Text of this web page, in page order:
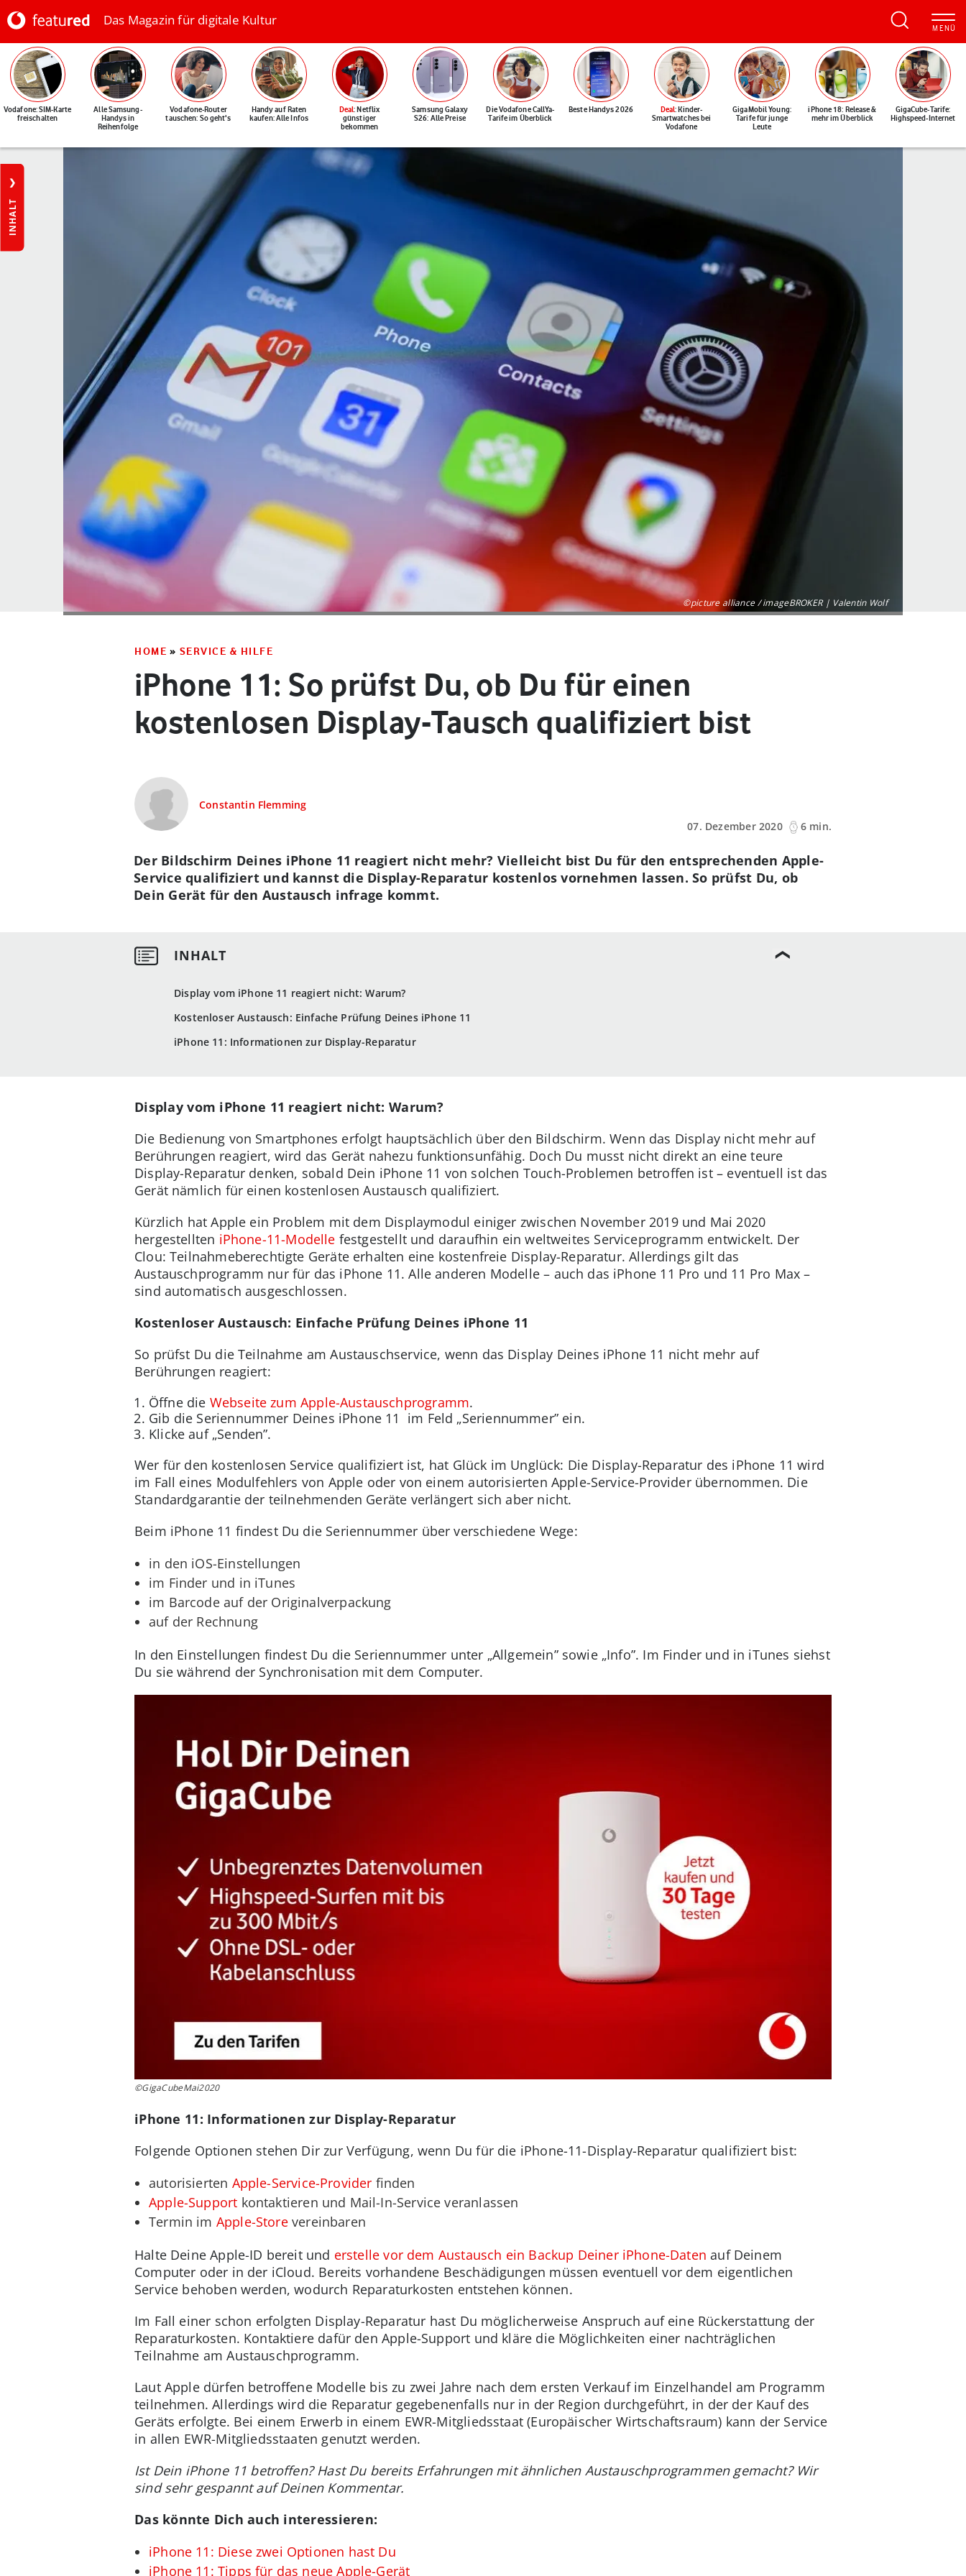
Das Magazin für digitale Kultur
Vodafone: SIM-Karte
freischalten
Alle Samsung-
Handys in
Reihenfolge
Vodafone-Router
tauschen: So geht's
Handy auf Raten
kaufen: Alle Infos
Deal: Netflix
günstiger
bekommen
Samsung Galaxy
S26: Alle Preise
Die Vodafone CallYa-
Tarife im Überblick
Beste Handys 2026 Deal: Kinder-
Smartwatches bei
Vodafone
GigaMobil Young:
Tarife für junge
Leute
iPhone 18: Release &
mehr im Überblick
GigaCube-Tarife:
Highspeed-Internet
INHALT
©picture alliance / imageBROKER | Valentin Wolf
HOME » SERVICE & HILFE
iPhone 11: So prüfst Du, ob Du für einen
kostenlosen Display-Tausch qualifiziert bist
Constantin Flemming
07. Dezember 2020
6 min.
Display vom iPhone 11 reagiert nicht: Warum?
Kostenloser Austausch: Einfache Prüfung Deines iPhone 11
iPhone 11: Informationen zur Display-Reparatur
Der Bildschirm Deines iPhone 11 reagiert nicht mehr? Vielleicht bist Du für den entsprechenden Apple-
Service qualifiziert und kannst die Display-Reparatur kostenlos vornehmen lassen. So prüfst Du, ob
Dein Gerät für den Austausch infrage kommt.
Display vom iPhone 11 reagiert nicht: Warum?
Die Bedienung von Smartphones erfolgt hauptsächlich über den Bildschirm. Wenn das Display nicht mehr auf
Berührungen reagiert, wird das Gerät nahezu funktionsunfähig. Doch Du musst nicht direkt an eine teure
Display-Reparatur denken, sobald Dein iPhone 11 von solchen Touch-Problemen betroffen ist – eventuell ist das
Gerät nämlich für einen kostenlosen Austausch qualifiziert.
Kürzlich hat Apple ein Problem mit dem Displaymodul einiger zwischen November 2019 und Mai 2020
hergestellten iPhone-11-Modelle festgestellt und daraufhin ein weltweites Serviceprogramm entwickelt. Der
Clou: Teilnahmeberechtigte Geräte erhalten eine kostenfreie Display-Reparatur. Allerdings gilt das
Austauschprogramm nur für das iPhone 11. Alle anderen Modelle – auch das iPhone 11 Pro und 11 Pro Max –
sind automatisch ausgeschlossen.
Kostenloser Austausch: Einfache Prüfung Deines iPhone 11
So prüfst Du die Teilnahme am Austauschservice, wenn das Display Deines iPhone 11 nicht mehr auf
Berührungen reagiert:
Öffne die Webseite zum Apple-Austauschprogramm.
Gib die Seriennummer Deines iPhone 11 im Feld „Seriennummer” ein.
Klicke auf „Senden”.
Wer für den kostenlosen Service qualifiziert ist, hat Glück im Unglück: Die Display-Reparatur des iPhone 11 wird
im Fall eines Modulfehlers von Apple oder von einem autorisierten Apple-Service-Provider übernommen. Die
Standardgarantie der teilnehmenden Geräte verlängert sich aber nicht.
Beim iPhone 11 findest Du die Seriennummer über verschiedene Wege:
in den iOS-Einstellungen
im Finder und in iTunes
im Barcode auf der Originalverpackung
auf der Rechnung
In den Einstellungen findest Du die Seriennummer unter „Allgemein” sowie „Info”. Im Finder und in iTunes siehst
Du sie während der Synchronisation mit dem Computer.
©GigaCubeMai2020
iPhone 11: Informationen zur Display-Reparatur
Folgende Optionen stehen Dir zur Verfügung, wenn Du für die iPhone-11-Display-Reparatur qualifiziert bist:
autorisierten Apple-Service-Provider finden
Apple-Support kontaktieren und Mail-In-Service veranlassen
Termin im Apple-Storevereinbaren
Halte Deine Apple-ID bereit und erstelle vor dem Austausch ein Backup Deiner iPhone-Daten auf Deinem
Computer oder in der iCloud. Bereits vorhandene Beschädigungen müssen eventuell vor dem eigentlichen
Service behoben werden, wodurch Reparaturkosten entstehen können.
Im Fall einer schon erfolgten Display-Reparatur hast Du möglicherweise Anspruch auf eine Rückerstattung der
Reparaturkosten. Kontaktiere dafür den Apple-Support und kläre die Möglichkeiten einer nachträglichen
Teilnahme am Austauschprogramm.
Laut Apple dürfen betroffene Modelle bis zu zwei Jahre nach dem ersten Verkauf im Einzelhandel am Programm
teilnehmen. Allerdings wird die Reparatur gegebenenfalls nur in der Region durchgeführt, in der der Kauf des
Geräts erfolgte. Bei einem Erwerb in einem EWR-Mitgliedsstaat (Europäischer Wirtschaftsraum) kann der Service
in allen EWR-Mitgliedsstaaten genutzt werden.
Ist Dein iPhone 11 betroffen? Hast Du bereits Erfahrungen mit ähnlichen Austauschprogrammen gemacht? Wir
sind sehr gespannt auf Deinen Kommentar.
Das könnte Dich auch interessieren:
iPhone 11: Diese zwei Optionen hast Du
iPhone 11: Tipps für das neue Apple-Gerät